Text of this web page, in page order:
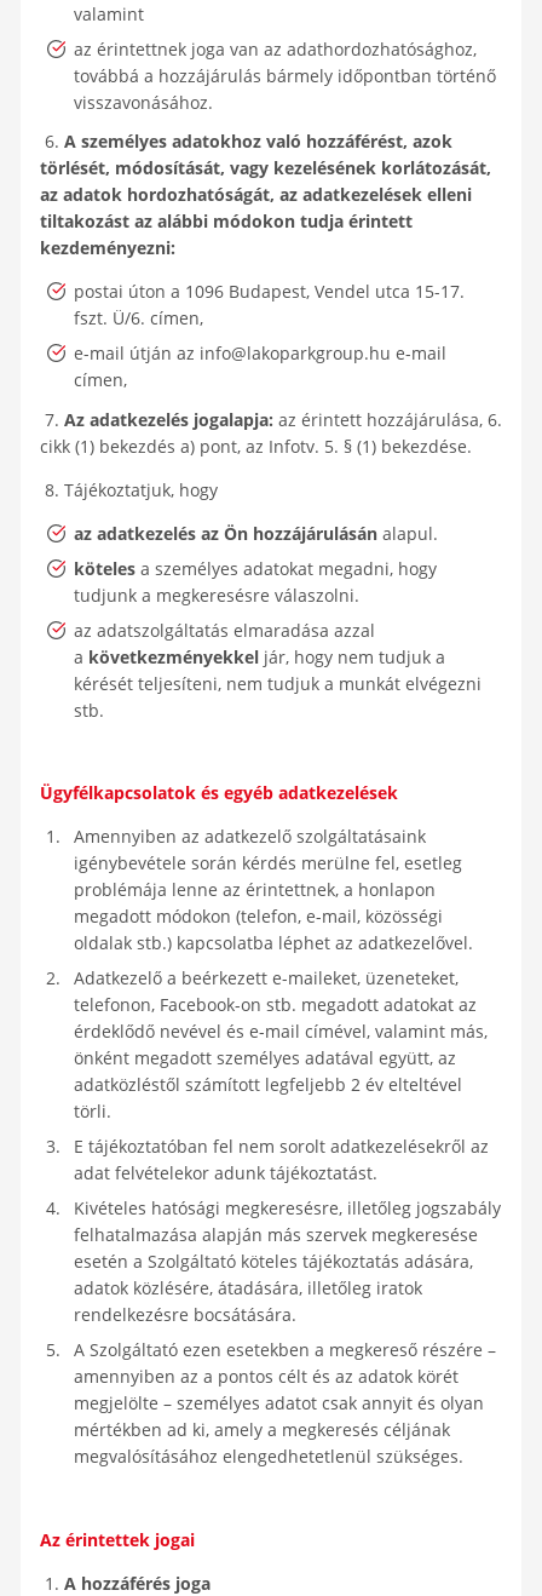
valamint
az érintettnek joga van az adathordozhatósághoz,
továbbá a hozzájárulás bármely időpontban történő
visszavonásához.
6. A személyes adatokhoz való hozzáférést, azok
törlését, módosítását, vagy kezelésének korlátozását,
az adatok hordozhatóságát, az adatkezelések elleni
tiltakozást az alábbi módokon tudja érintett
kezdeményezni:
postai úton a 1096 Budapest, Vendel utca 15-17.
fszt. Ü/6. címen,
e-mail útján az info@lakoparkgroup.hu e-mail
címen,
7. Az adatkezelés jogalapja: az érintett hozzájárulása, 6.
cikk (1) bekezdés a) pont, az Infotv. 5. § (1) bekezdése.
8. Tájékoztatjuk, hogy
az adatkezelés az Ön hozzájárulásánalapul.
kötelesa személyes adatokat megadni, hogy
tudjunk a megkeresésre válaszolni.
az adatszolgáltatás elmaradása azzal
a következményekkeljár, hogy nem tudjuk a
kérését teljesíteni, nem tudjuk a munkát elvégezni
stb.
Ügyfélkapcsolatok és egyéb adatkezelések
Amennyiben az adatkezelő szolgáltatásaink
igénybevétele során kérdés merülne fel, esetleg
problémája lenne az érintettnek, a honlapon
megadott módokon (telefon, e-mail, közösségi
oldalak stb.) kapcsolatba léphet az adatkezelővel.
Adatkezelő a beérkezett e-maileket, üzeneteket,
telefonon, Facebook-on stb. megadott adatokat az
érdeklődő nevével és e-mail címével, valamint más,
önként megadott személyes adatával együtt, az
adatközléstől számított legfeljebb 2 év elteltével
törli.
E tájékoztatóban fel nem sorolt adatkezelésekről az
adat felvételekor adunk tájékoztatást.
Kivételes hatósági megkeresésre, illetőleg jogszabály
felhatalmazása alapján más szervek megkeresése
esetén a Szolgáltató köteles tájékoztatás adására,
adatok közlésére, átadására, illetőleg iratok
rendelkezésre bocsátására.
A Szolgáltató ezen esetekben a megkereső részére –
amennyiben az a pontos célt és az adatok körét
megjelölte – személyes adatot csak annyit és olyan
mértékben ad ki, amely a megkeresés céljának
megvalósításához elengedhetetlenül szükséges.
Az érintettek jogai
1. A hozzáférés joga